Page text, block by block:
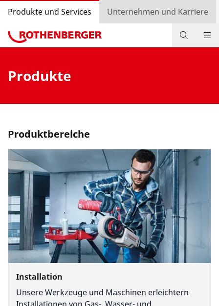
Produkte und Services Unternehmen und Karriere
Service und Mehrwert
Aktionen
Kontakt
Händlersuche
Login
Länderauswahl
Unternehmen und Karriere
Produkte
Produktbereiche
Installation
Unsere Werkzeuge und Maschinen erleichtern